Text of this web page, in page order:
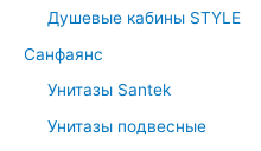
Душевые кабины STYLE
Санфаянс
Унитазы Santek
Унитазы подвесные